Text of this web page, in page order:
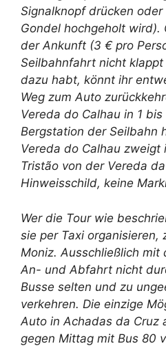
Signalknopf drücken
Gondel hochgeholt
der Ankunft (3 € pro
Seilbahnfahrt nicht
dazu habt, könnt ihr
Weg zum Auto
Vereda do Calhau in 1 bis
Bergstation der Seilbahn
Vereda do Calhau zweigt
Tristão von der Vereda
Hinweisschild, keine
Wer die Tour wie
sie per Taxi organisieren,
Moniz. Ausschließlich mit
An- und Abfahrt nicht
Busse selten und zu
verkehren. Die einzige
Auto in Achadas da Cruz
gegen Mittag mit Bus 80